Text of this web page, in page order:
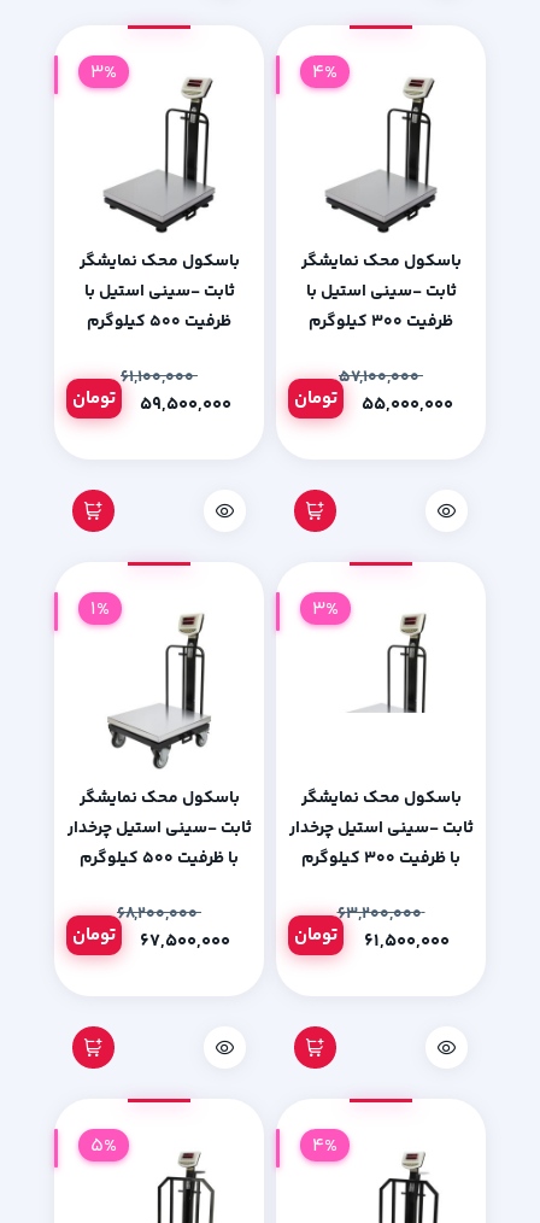
باسکول محک نمایشگر
ثابت -سینی استیل با
ظرفیت 300 کیلوگرم
۵۷,۱۰۰,۰۰۰
تومان
4%
باسکول محک نمایشگر
ثابت -سینی استیل با
ظرفیت 500 کیلوگرم
۶۱,۱۰۰,۰۰۰
تومان
3%
باسکول محک نمایشگر
ثابت -سینی استیل چرخدار
با ظرفیت 300 کیلوگرم
۶۳,۲۰۰,۰۰۰
تومان
3%
باسکول محک نمایشگر
ثابت -سینی استیل چرخدار
با ظرفیت 500 کیلوگرم
۶۸,۲۰۰,۰۰۰
تومان
1%
4%
5%